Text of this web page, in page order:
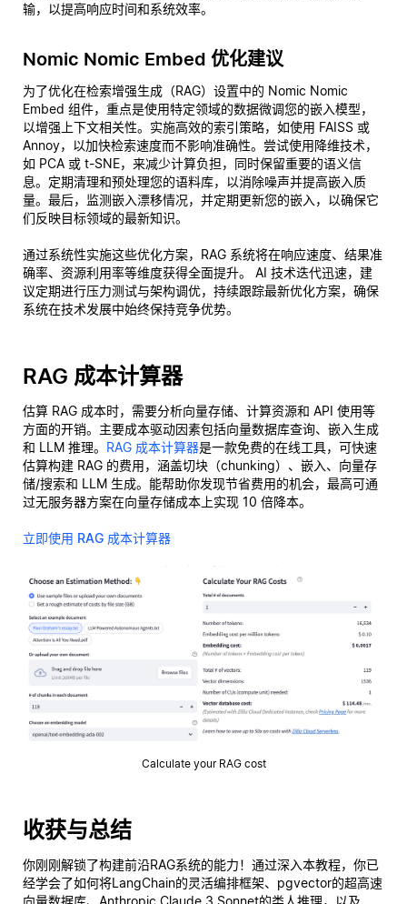
输，以提高响应时间和系统效率。
Nomic Nomic Embed 优化建议
为了优化在检索增强生成（RAG）设置中的 Nomic Nomic
Embed 组件，重点是使用特定领域的数据微调您的嵌入模型，
以增强上下文相关性。实施高效的索引策略，如使用 FAISS 或
Annoy，以加快检索速度而不影响准确性。尝试使用降维技术，
如 PCA 或 t-SNE，来减少计算负担，同时保留重要的语义信
息。定期清理和预处理您的语料库，以消除噪声并提高嵌入质
量。最后，监测嵌入漂移情况，并定期更新您的嵌入，以确保它
们反映目标领域的最新知识。
通过系统性实施这些优化方案，RAG 系统将在响应速度、结果准
确率、资源利用率等维度获得全面提升。 AI 技术迭代迅速，建
议定期进行压力测试与架构调优，持续跟踪最新优化方案，确保
系统在技术发展中始终保持竞争优势。
RAG 成本计算器
估算 RAG 成本时，需要分析向量存储、计算资源和 API 使用等
方面的开销。主要成本驱动因素包括向量数据库查询、嵌入生成
和 LLM 推理。 RAG 成本计算器是一款免费的在线工具，可快速
估算构建 RAG 的费用，涵盖切块（chunking）、嵌入、向量存
储/搜索和 LLM 生成。能帮助你发现节省费用的机会，最高可通
过无服务器方案在向量存储成本上实现 10 倍降本。
立即使用 RAG 成本计算器
Calculate your RAG cost
收获与总结
你刚刚解锁了构建前沿RAG系统的能力！通过深入本教程，你已
经学会了如何将LangChain的灵活编排框架、pgvector的超高速
向量数据库、Anthropic Claude 3 Sonnet的类人推理，以及